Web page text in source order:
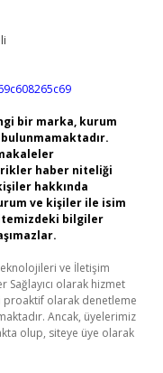
bir marka, kurum
haber niteliği
hakkında
ve kişiler ile isim
bilgiler
ve İletişim
Sağlayıcı olarak hizmet
proaktif olarak denetleme
Ancak, üyelerimiz
olup, siteye üye olarak